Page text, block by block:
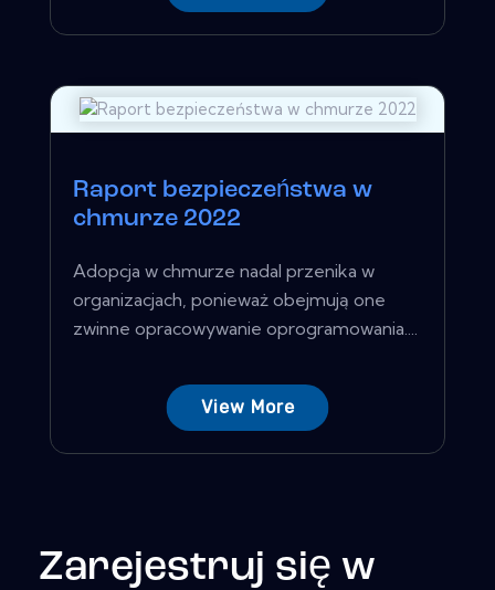
Raport bezpieczeństwa w
chmurze 2022
Adopcja w chmurze nadal przenika w
organizacjach, ponieważ obejmują one
zwinne opracowywanie oprogramowania....
View More
Zarejestruj się w